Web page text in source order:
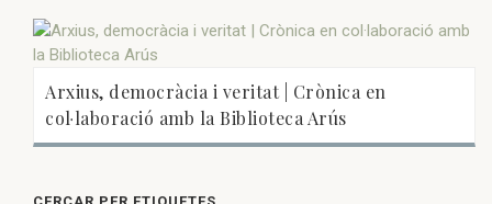
Arxius, democràcia i veritat | Crònica en
col·laboració amb la Biblioteca Arús